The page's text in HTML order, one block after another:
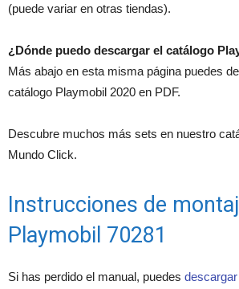
(puede variar en otras tiendas).
¿Dónde puedo descargar el catálogo
Más abajo en esta misma página puedes
catálogo Playmobil 2020 en PDF.
Descubre muchos más sets en nuestro
Mundo Click.
Instrucciones de
Playmobil 70281
Si has perdido el manual, puedes